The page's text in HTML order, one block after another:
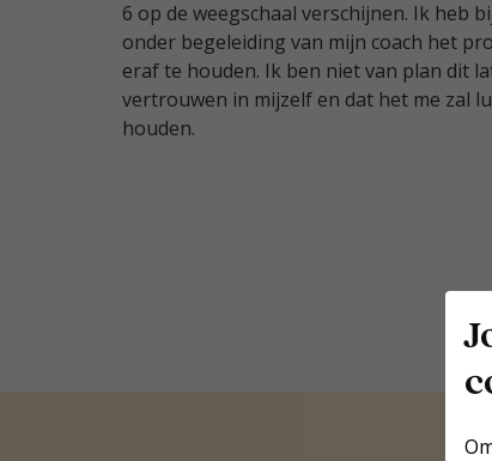
6 op de weegschaal verschijnen. Ik heb
onder begeleiding van mijn coach het
eraf te houden. Ik ben niet van plan dit
vertrouwen in mijzelf en dat het me zal
houden.